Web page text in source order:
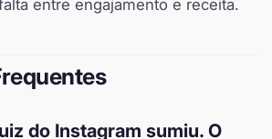
entre engajamento e receita.
do Instagram sumiu. O